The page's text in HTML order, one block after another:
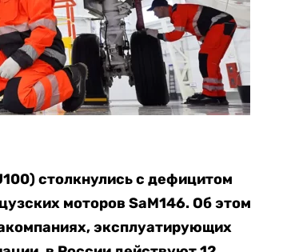
столкнулись с дефицитом
моторов SaM146. Об этом
эксплуатирующих